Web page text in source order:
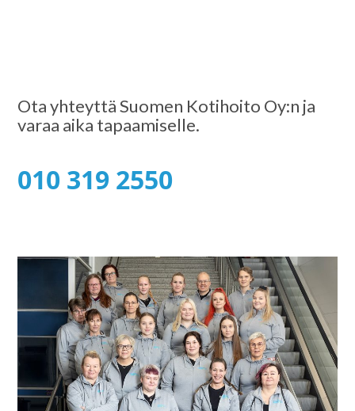
Ota yhteyttä Suomen Kotihoito Oy:n ja
varaa aika tapaamiselle.
010 319 2550